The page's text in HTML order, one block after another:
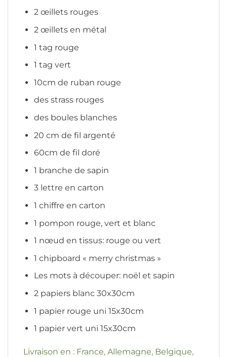
2 œillets rouges
2 œillets en métal
1 tag rouge
1 tag vert
10cm de ruban rouge
des strass rouges
des boules blanches
20 cm de fil argenté
60cm de fil doré
1 branche de sapin
3 lettre en carton
1 chiffre en carton
1 pompon rouge, vert et blanc
1 nœud en tissus: rouge ou vert
1 chipboard « merry christmas »
Les mots à découper: noël et sapin
2 papiers blanc 30x30cm
1 papier rouge uni 15x30cm
1 papier vert uni 15x30cm
Livraison en : France, Allemagne, Belgique,